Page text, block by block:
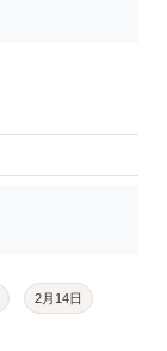
2月14日